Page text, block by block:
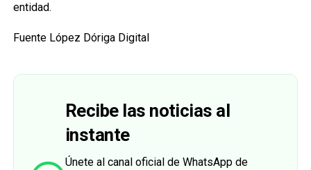
entidad.
Fuente López Dóriga Digital
Recibe las noticias al
instante
Únete al canal oficial de WhatsApp de